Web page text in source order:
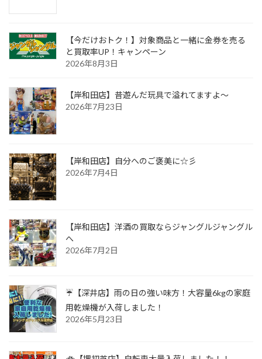
【今だけおトク！】対象商品と一緒に金券を売る
と買取率UP！キャンペーン
2026年8月3日
【岸和田店】昔遊んだ玩具で溢れてますよ～
2026年7月23日
【岸和田店】自分へのご褒美に☆彡
2026年7月4日
【岸和田店】洋酒の買取ならジャングルジャングル
へ
2026年7月2日
☔【深井店】雨の日の強い味方！大容量6kgの家庭
用乾燥機が入荷しました！
2026年5月23日